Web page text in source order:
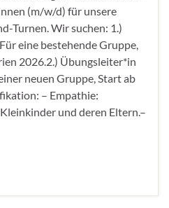
(m/w/d) für unsere
Turnen. Wir suchen: 1.)
eine bestehende Gruppe,
2026.2.) Übungsleiter*in
neuen Gruppe, Start ab
– Empathie:
und deren Eltern.–